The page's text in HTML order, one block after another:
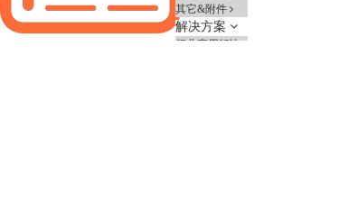
其它&附件
解决方案
行业应用解决